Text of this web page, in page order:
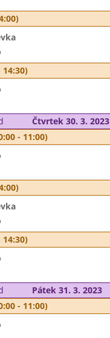
14:30)
Čtvrtek 30. 3. 2023
- 11:00)
14:30)
Pátek 31. 3. 2023
- 11:00)